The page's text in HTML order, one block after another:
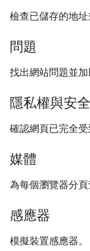
檢查已儲存的地址
問題
找出網站問題並加
隱私權與安
確認網頁已完全受
媒體
為每個瀏覽器分頁
感應器
模擬裝置感應器。